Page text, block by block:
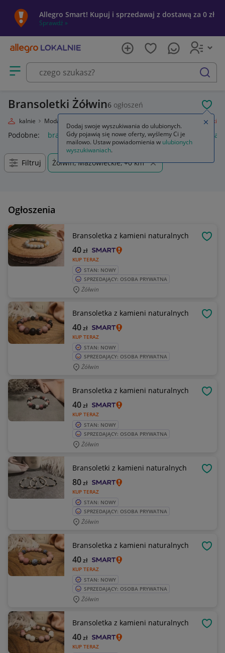
Allegro Smart! Kupuj i sprzedawaj z dostawą za 0 zł
Sprawdź »
Otwórz menu z kategoriami
szukaj
Bransoletki Żółwin6 ogłoszeń
Lokalnie Moda Bransoletki
Podobne: bransoletki bransoletki złote 585 bransoletki
Filtruj Żółwin, Mazowieckie, +0 km
Ogłoszenia
Bransoletka z kamieni naturalnych
KUP TERAZ
40zł
STAN: NOWY
SPRZEDAJĄCY: OSOBA PRYWATNA
Żółwin
Bransoletka z kamieni naturalnych
KUP TERAZ
40zł
STAN: NOWY
SPRZEDAJĄCY: OSOBA PRYWATNA
Żółwin
Bransoletka z kamieni naturalnych
KUP TERAZ
40zł
STAN: NOWY
SPRZEDAJĄCY: OSOBA PRYWATNA
Żółwin
Bransoletki z kamieni naturalnych
KUP TERAZ
80zł
STAN: NOWY
SPRZEDAJĄCY: OSOBA PRYWATNA
Żółwin
Bransoletka z kamieni naturalnych
KUP TERAZ
40zł
STAN: NOWY
SPRZEDAJĄCY: OSOBA PRYWATNA
Żółwin
Bransoletka z kamieni naturalnych
KUP TERAZ
40zł
Dodaj swoje wyszukiwania do ulubionych.
Gdy pojawią się nowe oferty, wyślemy Ci je
mailowo. Ustaw powiadomienia w ulubionych
wyszukiwaniach.